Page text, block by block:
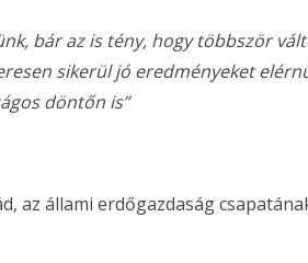
bár az is tény, hogy többször
sikerül jó eredményeket
döntőn is”
az állami erdőgazdaság